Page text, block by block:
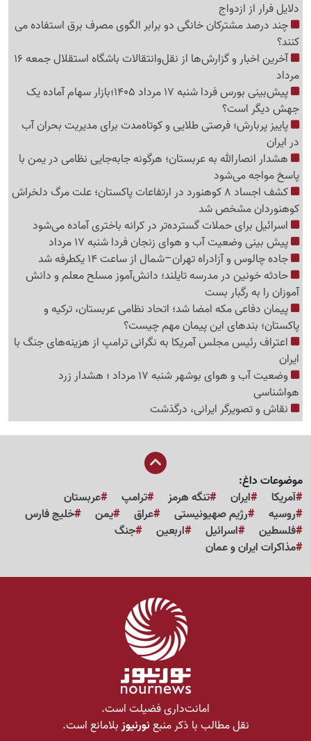
دلایل فرار از ازدواج
چند درصد مشترکان خانگی دو برابر الگوی مصرف برق استفاده می
کنند؟
آخرین اخبار و گزارش‌ها از نقل‌وانتقالات باشگاه استقلال جمعه 16
مرداد
پیش‌بینی بورس فردا شنبه 17 مرداد 1405؛بازار سهام آماده یک
جهش دیگر است؟
پاییز پربارش؛ فرصتی طلایی و کوتاه‌مدت برای مدیریت بحران آب
در ایران
هشدار انصارالله به عربستان؛ هرگونه جابه‌جایی نظامی در یمن با
پاسخ مواجه می‌شود
کشف اجساد 8 کوهنورد در ارتفاعات پاکستان؛ علت مرگ دلخراش
کوهنوردان مشخص شد
اسرائیل برای حملات گسترده‌تر در کرانه باختری آماده می‌شود
پیش بینی وضعیت آب و هوای زنجان فردا شنبه 17 مرداد
جاده چالوس و آزادراه تهران–شمال از ساعت 14 یکطرفه شد
حادثه خونین در مدرسه تایلند؛ دانش‌آموز مسلح معلم و دانش
آموزان را به رگبار بست
پیمان دفاعی مکه امضا شد؛ اتحاد نظامی عربستان، ترکیه و
پاکستان؛ بندهای این پیمان مهم چیست؟
اعتراف رئیس مجلس آمریکا به نگرانی ترامپ از هزینه‌های جنگ با
ایران
وضعیت آب و هوای بوشهر شنبه 17 مرداد ؛ هشدار زرد
هواشناسی
نقاش و تصویرگر ایرانی، درگذشت
موضوعات داغ:
آمریکا
ایران تنگه هرمز ترامپ
عربستان
روسیه
رژیم صهیونیستی عراق یمن
خلیج فارس
فلسطین
اسرائیل اربعین
جنگ
مذاکرات ایران و عمان
امانت‌داری فضیلت است.
نقل مطالب با ذکر منبعنورنیوزبلامانع است.